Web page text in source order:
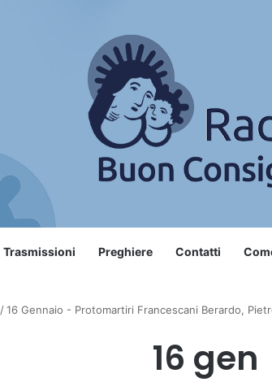
Trasmissioni Preghiere Contatti
/16 Gennaio - Protomartiri Francescani Berardo,
16 gen